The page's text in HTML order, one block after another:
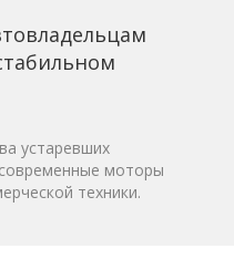
устаревших
моторы
техники.